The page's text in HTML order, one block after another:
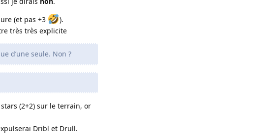
(et pas +3
).
très très explicite
d’une seule. Non ?
(2+2) sur le terrain, or
Dribl et Drull.